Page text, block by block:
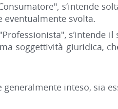
s’intende
svolta.
s’intende
soggettività giuridica,
generalmente inteso, sia